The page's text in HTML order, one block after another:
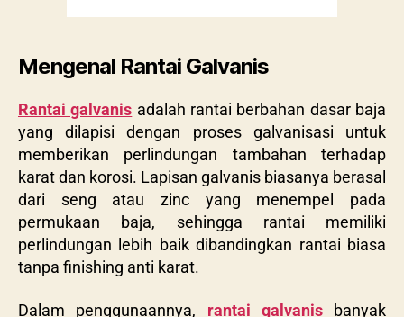
Mengenal Rantai Galvanis
Rantai galvanis adalah rantai berbahan dasar baja
yang dilapisi dengan proses galvanisasi untuk
memberikan perlindungan tambahan terhadap
karat dan korosi. Lapisan galvanis biasanya berasal
dari seng atau zinc yang menempel pada
permukaan baja, sehingga rantai memiliki
perlindungan lebih baik dibandingkan rantai biasa
tanpa finishing anti karat.
Dalam penggunaannya, rantai galvanisbanyak